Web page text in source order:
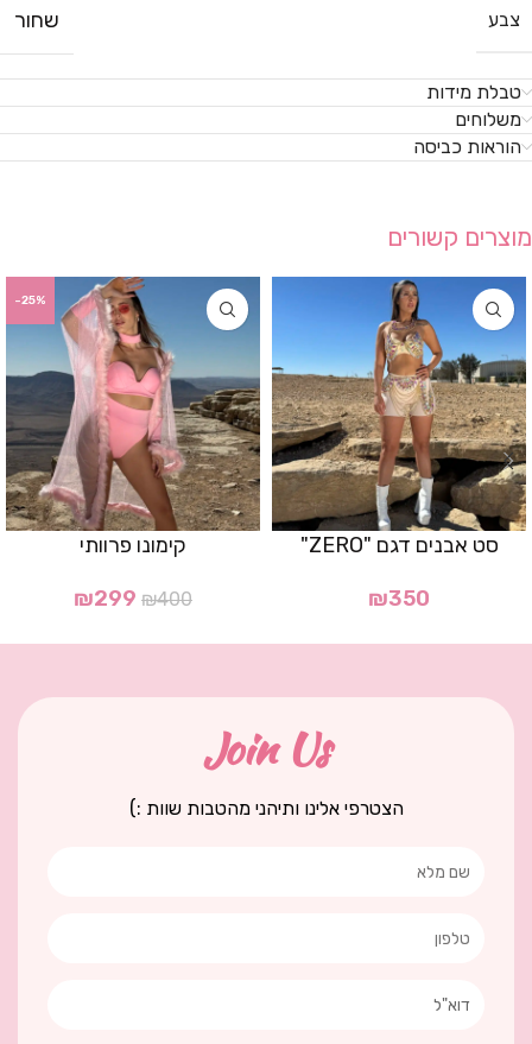
צבע שחור
טבלת מידות
משלוחים
הוראות כביסה
מוצרים קשורים
סט אבנים דגם "ZERO"
₪350
-25%
קימונו פרוותי
₪400
₪299
Join Us
הצטרפי אלינו ותיהני מהטבות שוות :)